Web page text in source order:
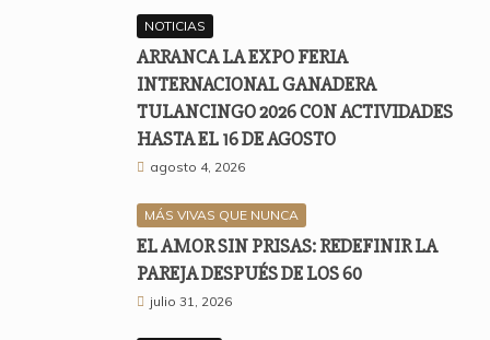
NOTICIAS
ARRANCA LA EXPO FERIA
INTERNACIONAL GANADERA
TULANCINGO 2026 CON ACTIVIDADES
HASTA EL 16 DE AGOSTO
agosto 4, 2026
MÁS VIVAS QUE NUNCA
EL AMOR SIN PRISAS: REDEFINIR LA
PAREJA DESPUÉS DE LOS 60
julio 31, 2026